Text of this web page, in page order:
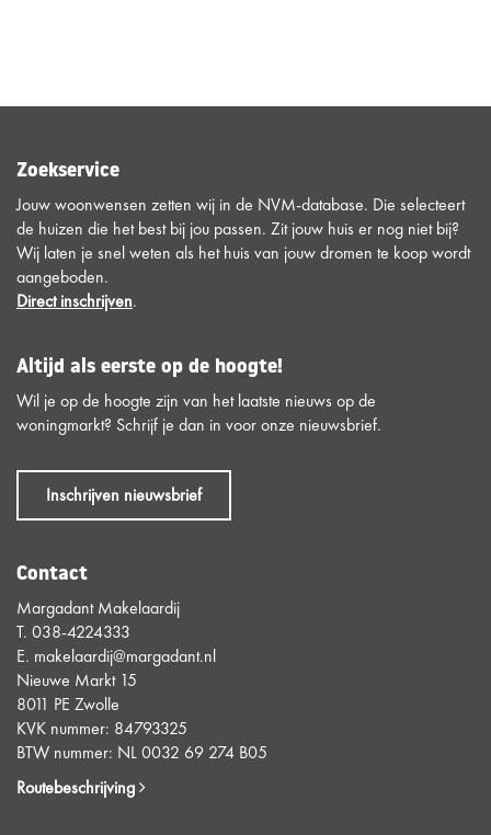
Zoekservice
Jouw woonwensen zetten wij in de NVM-database. Die selecteert
de huizen die het best bij jou passen. Zit jouw huis er nog niet bij?
Wij laten je snel weten als het huis van jouw dromen te koop wordt
aangeboden.
Direct inschrijven.
Altijd als eerste op de hoogte!
Wil je op de hoogte zijn van het laatste nieuws op de
woningmarkt? Schrijf je dan in voor onze nieuwsbrief.
Inschrijven nieuwsbrief
Contact
Margadant Makelaardij
T. 038-4224333
E. makelaardij@margadant.nl
Nieuwe Markt 15
8011 PE Zwolle
KVK nummer: 84793325
BTW nummer: NL 0032 69 274 B05
Routebeschrijving